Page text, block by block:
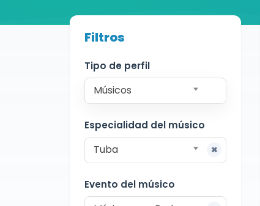
Buscador de músicos
Músicos
Huelva
Filtros
Tipo de perfil
Músicos
Especialidad del músico
Tuba
Evento del músico